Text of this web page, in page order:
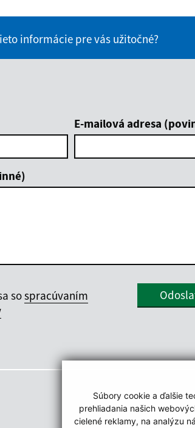
Súbory cookie a ďalšie
prehliadania našich
cielené reklamy, na analýzu
informácie pre vás užitočné?
E-mailová adresa
sospracúvaním